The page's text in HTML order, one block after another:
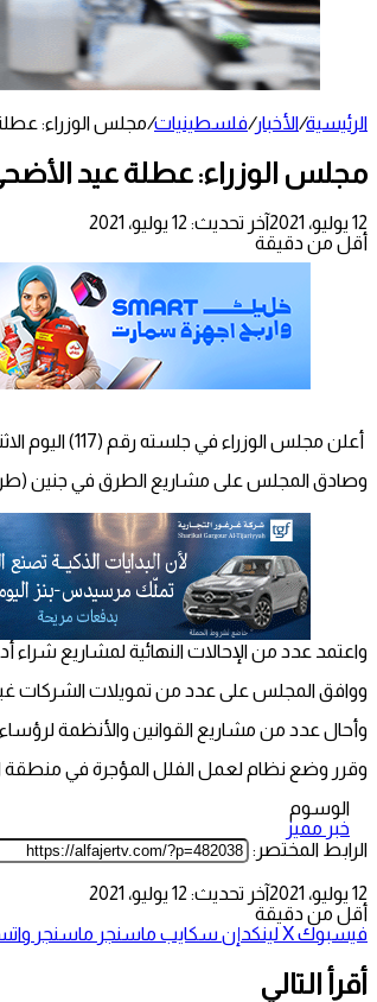
الرئيسية/الأخبار/فلسطينيات/مجلس الوزراء: عطلة
مجلس الوزراء: عطلة عيد الأضحى
12 يوليو، 2021
آخر تحديث: 12 يوليو، 2021
أقل من دقيقة
أعلن مجلس الوزراء في جلسته رقم (117) اليوم الاثنين، أن عطلة عيد الأضحى المبارك تبدأ من صباح يوم الاثنين الموافق 19/07/2021م وتنتهي مساء يوم الجمعة الموافق 23/07/2021م.
وصادق المجلس على مشاريع الطرق في جنين
واعتمد عدد من الإحالات النهائية لمشاريع شراء
ووافق المجلس على عدد من تمويلات الشركات غير
وأحال عدد من مشاريع القوانين والأنظمة لرؤساء
وقرر وضع نظام لعمل الفلل المؤجرة في منطقة
الوسوم
خبر مميز
الرابط المختصر:
12 يوليو، 2021
آخر تحديث: 12 يوليو، 2021
أقل من دقيقة
فيسبوك‫Xلينكدإن سكايب ماسنجر ماسنجر
أقرأ التالي